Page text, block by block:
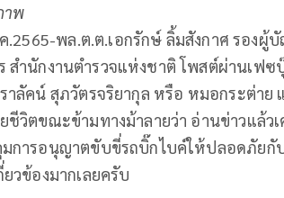
าพ
.2565-พล.ต.ต.เอกรักษ์ ลิ้มสังกาศ รอง
สำนักงานตำรวจแห่งชาติ โพสต์ผ่านเฟซ
าลัคน์ สุภวัตรจริยากุล หรือ หมอกระต่า
ชีวิตขณะข้ามทางม้าลายว่า อ่านข่าวแล้วเ
การอนุญาตขับขี่รถบิ๊กไบค์ให้ปลอดภัยกั
ยวข้องมากเลยครับ